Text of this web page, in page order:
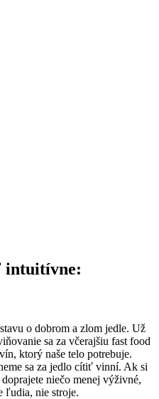
intuitívne:
o dobrom a zlom jedle. Už
sa za včerajšiu fast food
ktorý naše telo potrebuje.
sa za jedlo cítiť vinní. Ak si
niečo menej výživné,
ľudia, nie stroje.